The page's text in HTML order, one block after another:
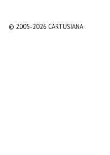
© 2005-2026 CARTUSIANA